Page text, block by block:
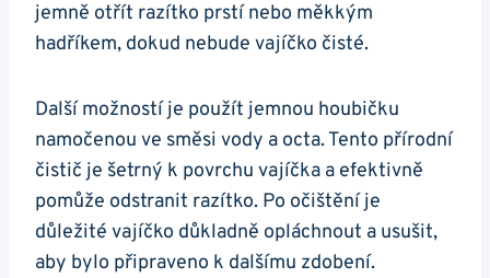
jemně otřít razítko prstí nebo měkkým
hadříkem, dokud nebude vajíčko čisté.
Další možností je použít jemnou houbičku
namočenou ve směsi vody a octa. Tento přírodní
čistič je šetrný k povrchu vajíčka a efektivně
pomůže odstranit razítko. Po očištění je
důležité vajíčko důkladně opláchnout a usušit,
aby bylo připraveno k dalšímu zdobení.